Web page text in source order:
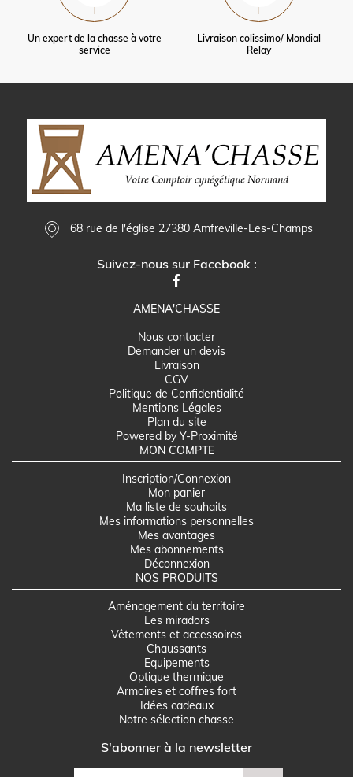
Un expert de la chasse à votre
service
Livraison colissimo/ Mondial
Relay
68 rue de l'église 27380 Amfreville-Les-Champs
Suivez-nous sur Facebook :
AMENA'CHASSE
Nous contacter
Demander un devis
Livraison
CGV
Politique de Confidentialité
Mentions Légales
Plan du site
Powered by Y-Proximité
MON COMPTE
Inscription/Connexion
Mon panier
Ma liste de souhaits
Mes informations personnelles
Mes avantages
Mes abonnements
Déconnexion
NOS PRODUITS
Aménagement du territoire
Les miradors
Vêtements et accessoires
Chaussants
Equipements
Optique thermique
Armoires et coffres fort
Idées cadeaux
Notre sélection chasse
S'abonner à la newsletter